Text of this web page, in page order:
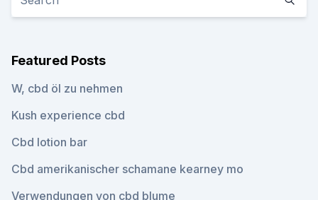
Featured Posts
W, cbd öl zu nehmen
Kush experience cbd
Cbd lotion bar
Cbd amerikanischer schamane kearney mo
Verwendungen von cbd blume